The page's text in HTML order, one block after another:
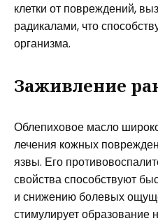
клетки от повреждений,
радикалами, что
организма.
Заживление
Облепиховое масло
лечения кожных
язвы. Его
свойства способствуют
и снижению болевых
стимулирует образование